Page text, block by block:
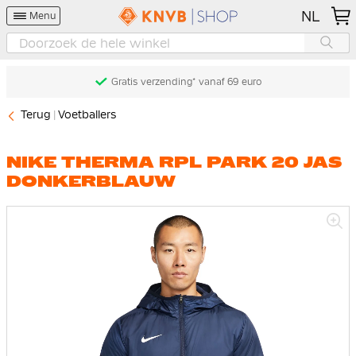
Menu NL
Gratis verzending* vanaf 69 euro
Terug Voetballers
NIKE THERMA RPL PARK 20 JAS
DONKERBLAUW